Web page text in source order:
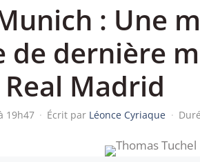
: Une
de dernière
Madrid
19h47 · Écrit par Léonce Cyriaque ·